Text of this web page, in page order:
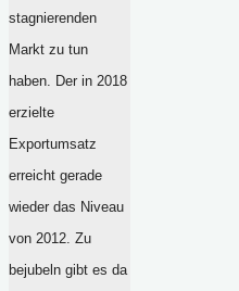
stagnierenden
Markt zu tun
haben. Der in 2018
erzielte
Exportumsatz
erreicht gerade
wieder das Niveau
von 2012. Zu
bejubeln gibt es da